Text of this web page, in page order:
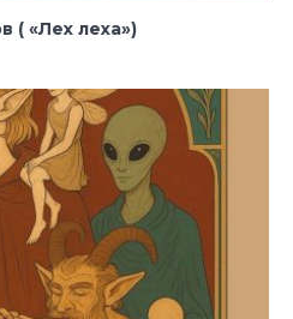
( «Лех леха»)